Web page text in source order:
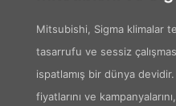
Mitsubishi, Sigma klimalar
tasarrufu ve sessiz
ispatlamış bir dünya
fiyatlarını ve